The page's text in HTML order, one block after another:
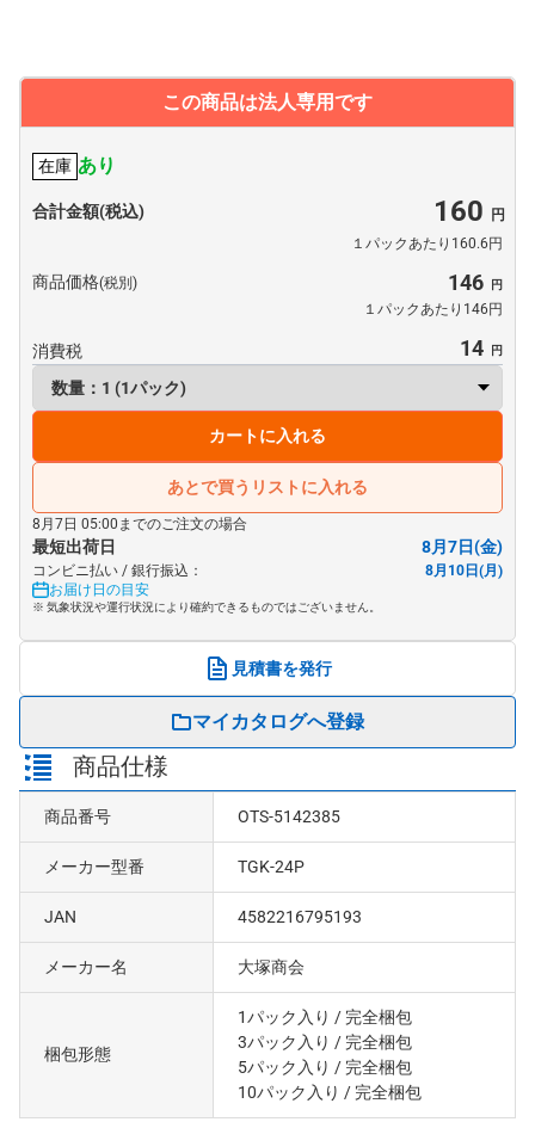
この商品は法人専用です
在庫 あり
合計金額(税込) 160
１パックあたり160.6円
商品価格(税別) 146
１パックあたり146円
消費税 14
カートに入れる
あとで買うリストに入れる
8月7日 05:00までのご注文の場合
最短出荷日 8月7日(金)
コンビニ払い / 銀行振込：
8月10日(月)
お届け日の目安
※ 気象状況や運行状況により確約できるものではございません。
見積書を発行
マイカタログへ登録
商品仕様
商品番号 OTS-5142385
メーカー型番 TGK-24P
JAN 4582216795193
メーカー名 大塚商会
梱包形態
1パック入り / 完全梱包
3パック入り / 完全梱包
5パック入り / 完全梱包
10パック入り / 完全梱包